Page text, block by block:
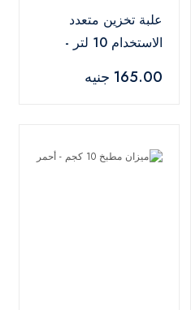
علبة تخزين متعدد
الاستخدام 10 لتر -
165.00 جنيه